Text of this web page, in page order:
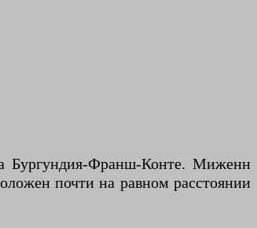
Бургундия-Франш-Конте. Миженн
почти на равном расстоянии